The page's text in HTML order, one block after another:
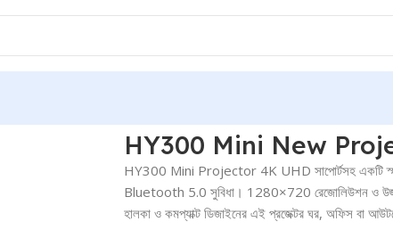
HY300 Mini New
HY300 Mini Projector 4K UHD সাপোর্টসহ একটি
Bluetooth 5.0 সুবিধা। 1280×720 রেজোলিউশন ও
হালকা ও কমপ্যাক্ট ডিজাইনের এই প্রজেক্টর ঘর, অফিস বা